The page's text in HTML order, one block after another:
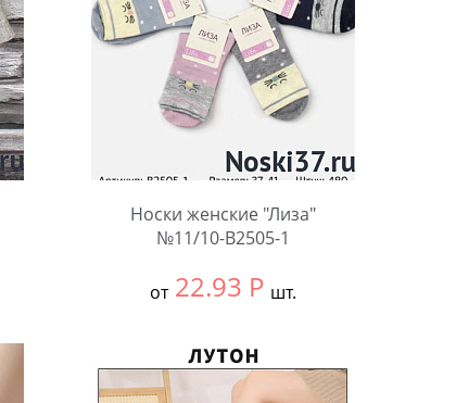
Носки женские "Лиза"
№11/10-В2505-1
от 22.93 Р шт.
В упаковке:
12 шт.